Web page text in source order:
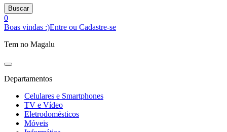
Buscar
0
Boas vindas :)Entre ou Cadastre-se
Tem no Magalu
Departamentos
Celulares e Smartphones
TV e Vídeo
Eletrodomésticos
Móveis